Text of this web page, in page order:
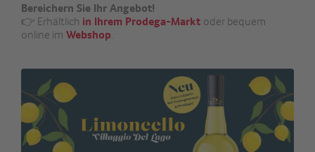
Bereichern Sie Ihr Angebot!
👉 Erhältlich in Ihrem Prodega-Markt oder bequem
online im Webshop.